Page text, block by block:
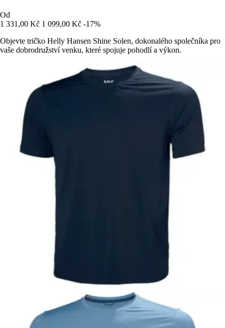
Od
1 331,00 Kč 1 099,00 Kč -17%
Objevte tričko Helly Hansen Shine Solen, dokonalého společníka pro
vaše dobrodružství venku, které spojuje pohodlí a výkon.